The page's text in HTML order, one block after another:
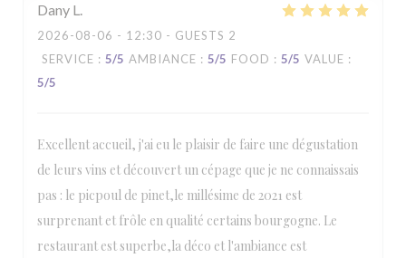
Dany L
2026-08-06 - 12:30 - GUESTS 2
SERVICE : 5/5 AMBIANCE : 5/5 FOOD : 5/5 VALUE :
5/5
Excellent accueil, j'ai eu le plaisir de faire une dégustation
de leurs vins et découvert un cépage que je ne connaissais
pas : le picpoul de pinet,le millésime de 2021 est
surprenant et frôle en qualité certains bourgogne. Le
restaurant est superbe,la déco et l'ambiance est